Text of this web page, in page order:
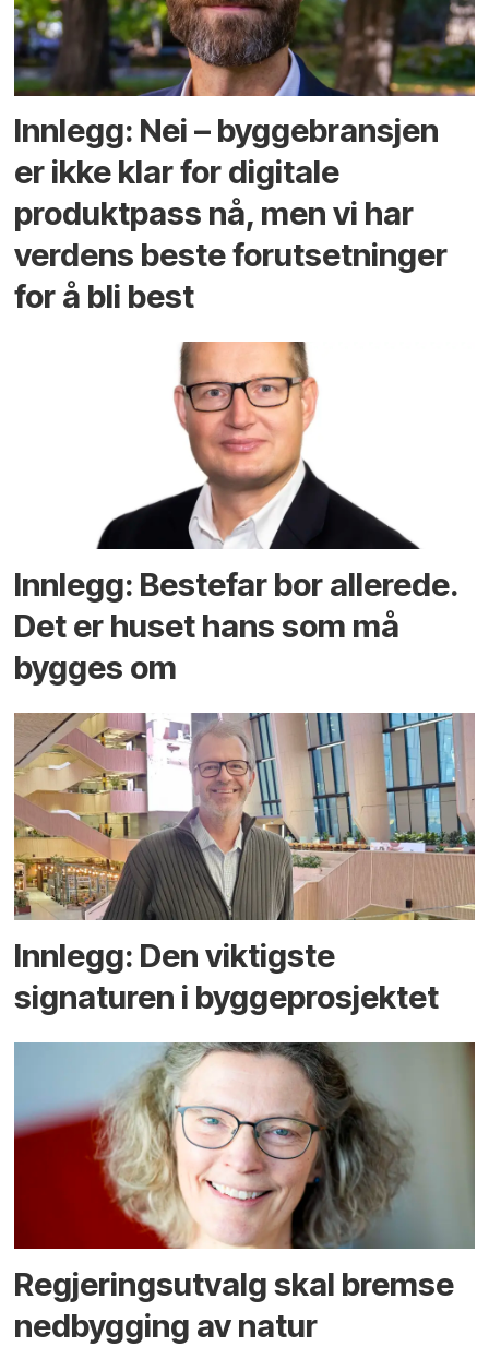
Innlegg: Nei – byggebransjen
er ikke klar for digitale
produktpass nå, men vi har
verdens beste forutsetninger
for å bli best
Innlegg: Bestefar bor allerede.
Det er huset hans som må
bygges om
Innlegg: Den viktigste
signaturen i bygge­­prosjektet
Regjerings­utvalg skal bremse
ned­bygging av natur